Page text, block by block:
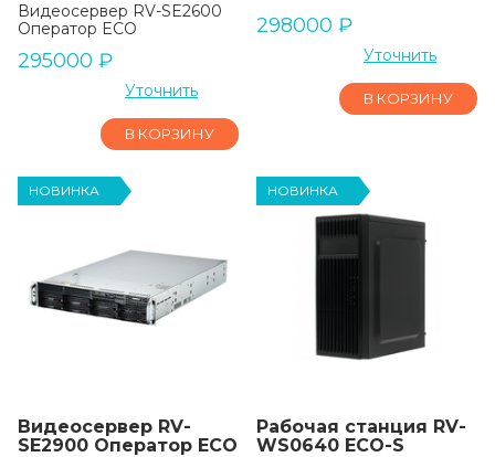
Видеосервер RV-SE2600
Оператор ECO
295000 ₽
Уточнить
В КОРЗИНУ
298000 ₽
Уточнить
В КОРЗИНУ
НОВИНКА
Видеосервер RV-
SE2900 Оператор ECO
НОВИНКА
Рабочая станция RV-
WS0640 ECO-S